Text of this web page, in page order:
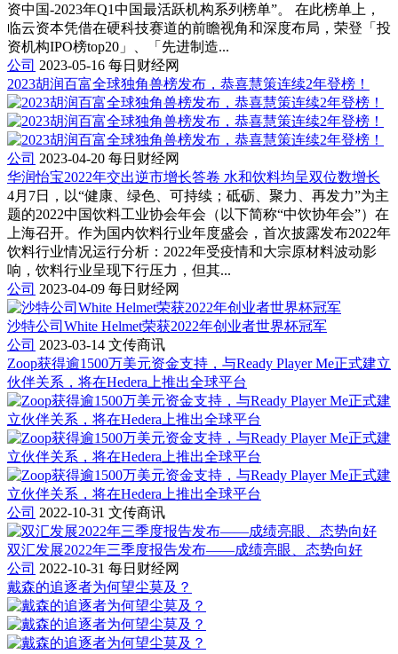
资中国-2023年Q1中国最活跃机构系列榜单”。 在此榜单上，
临云资本凭借在硬科技赛道的前瞻视角和深度布局，荣登「投
资机构IPO榜top20」、「先进制造...
公司 2023-05-16 每日财经网
2023胡润百富全球独角兽榜发布，恭喜慧策连续2年登榜！
公司 2023-04-20 每日财经网
华润怡宝2022年交出逆市增长答卷 水和饮料均呈双位数增长
4月7日，以“健康、绿色、可持续；砥砺、聚力、再发力”为主
题的2022中国饮料工业协会年会（以下简称“中饮协年会”）在
上海召开。作为国内饮料行业年度盛会，首次披露发布2022年
饮料行业情况运行分析：2022年受疫情和大宗原材料波动影
响，饮料行业呈现下行压力，但其...
公司 2023-04-09 每日财经网
沙特公司White Helmet荣获2022年创业者世界杯冠军
公司 2023-03-14 文传商讯
Zoop获得逾1500万美元资金支持，与Ready Player Me正式建立
伙伴关系，将在Hedera上推出全球平台
公司 2022-10-31 文传商讯
双汇发展2022年三季度报告发布——成绩亮眼、态势向好
公司 2022-10-31 每日财经网
戴森的追逐者为何望尘莫及？